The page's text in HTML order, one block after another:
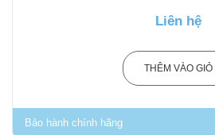
Liên hệ
THÊM VÀO GIỎ
Bảo hành chính hãng